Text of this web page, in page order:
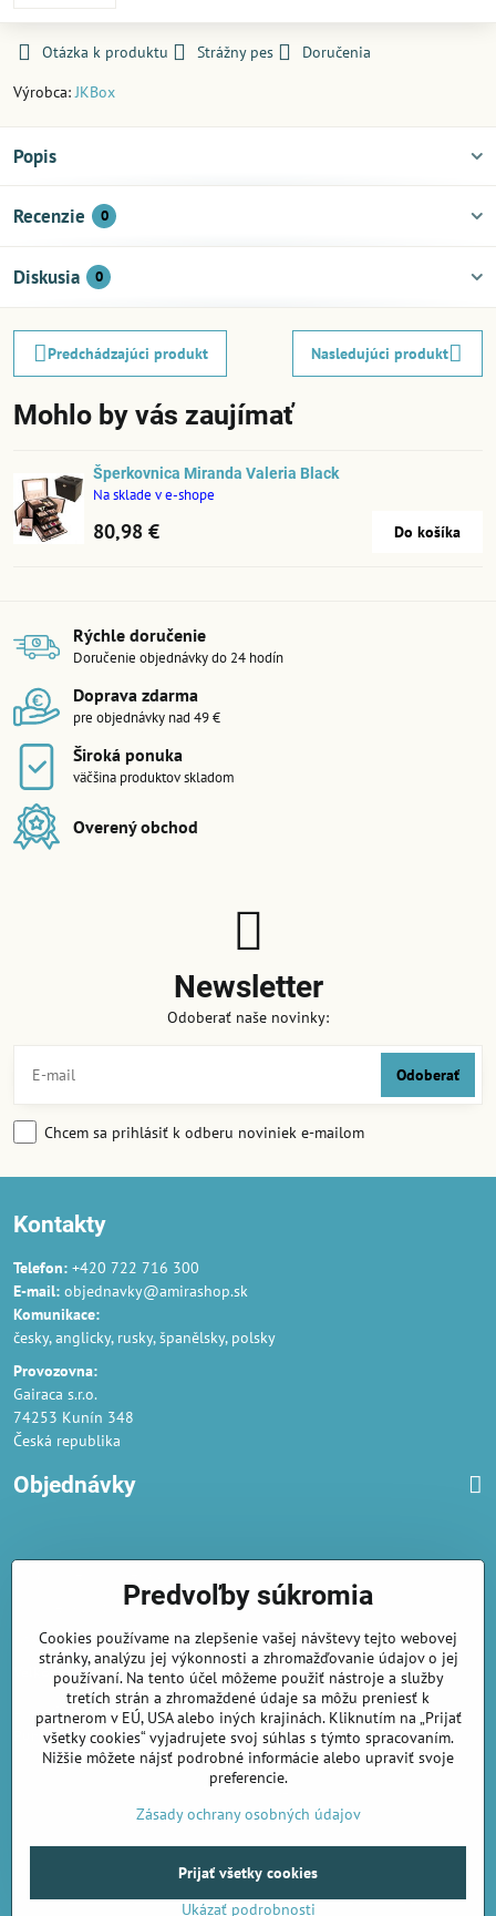
Otázka k produktu Strážny pes
Doručenia
Výrobca:JKBox
Popis
Recenzie 0
Diskusia 0
Predchádzajúci produkt Nasledujúci produkt
Mohlo by vás zaujímať
Šperkovnica Miranda Valeria Black
Na sklade v e-shope
80,98 € Do košíka
Rýchle doručenie
Doručenie objednávky do 24 hodín
Doprava zdarma
pre objednávky nad 49 €
Široká ponuka
väčšina produktov skladom
Overený obchod
Newsletter
Odoberať naše novinky:
Odoberať
Chcem sa prihlásiť k odberu noviniek e-mailom
Kontakty
Telefon: +420 722 716 300
E-mail: objednavky@amirashop.sk
Komunikace:
česky, anglicky, rusky, španělsky, polsky
Provozovna:
Gairaca s.r.o.
74253 Kunín 348
Česká republika
Objednávky
Podmienky ochrany osobných údajov
Náklady na dodání a doba dodání
Veľkoobchod- značka Gaira®
AmiraShop je registrovaný na Puncovom úrade.
Puncové značkysú k nahliadnuttu.
amirashop.cz/
©2026Copyright
Predvoľby súkromiaZásady ochrany osobných údajov
Predvoľby súkromia
Cookies používame na zlepšenie vašej návštevy tejto webovej
stránky, analýzu jej výkonnosti a zhromažďovanie údajov o jej
používaní. Na tento účel môžeme použiť nástroje a služby
tretích strán a zhromaždené údaje sa môžu preniesť k
partnerom v EÚ, USA alebo iných krajinách. Kliknutím na „Prijať
všetky cookies“ vyjadrujete svoj súhlas s týmto spracovaním.
Nižšie môžete nájsť podrobné informácie alebo upraviť svoje
preferencie.
Zásady ochrany osobných údajov
Ukázať podrobnosti
Prijať všetky cookies